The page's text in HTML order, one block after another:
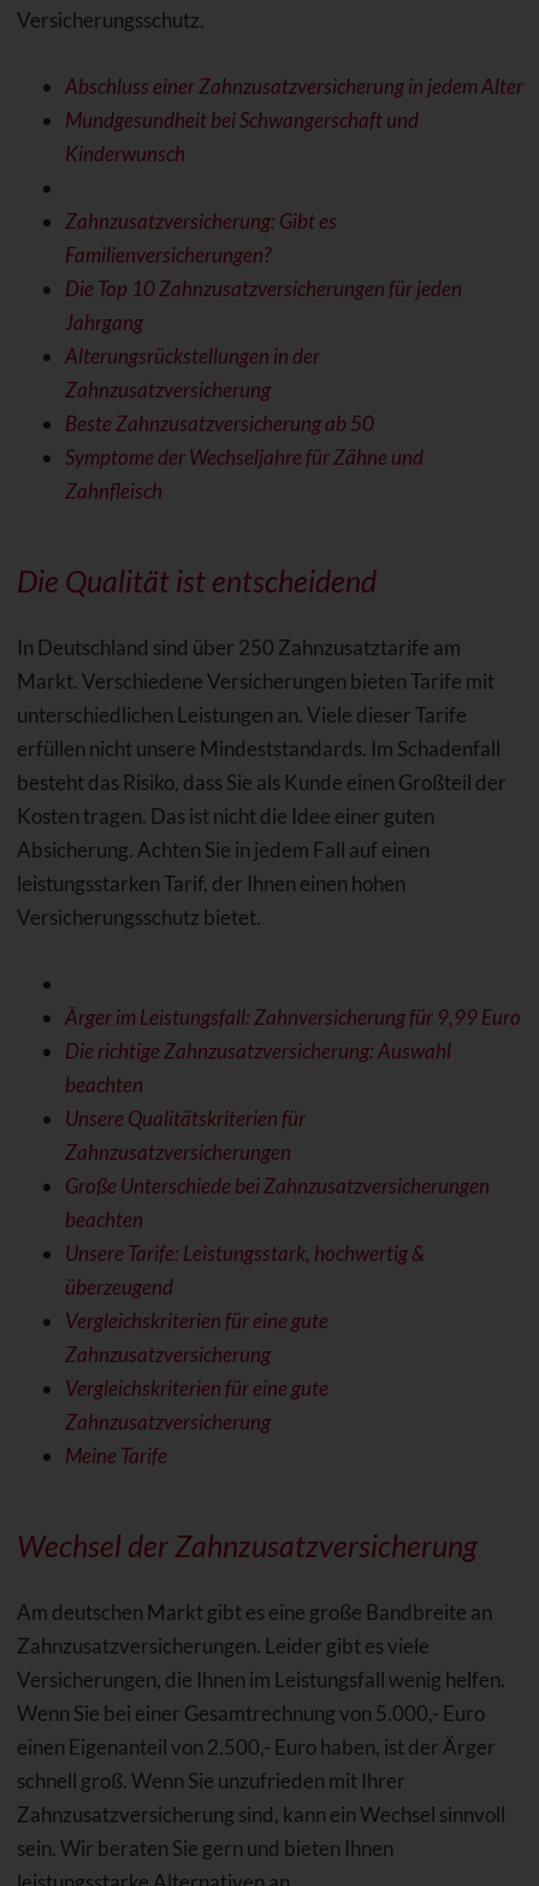
Versicherungsschutz.
Abschluss einer Zahnzusatzversicherung in jedem Alter
Mundgesundheit bei Schwangerschaft und
Kinderwunsch
Zahnzusatzversicherung: Gibt es
Familienversicherungen?
Die Top 10 Zahnzusatzversicherungen für jeden
Jahrgang
Alterungsrückstellungen in der
Zahnzusatzversicherung
Beste Zahnzusatzversicherung ab 50
Symptome der Wechseljahre für Zähne und
Zahnfleisch
Die Qualität ist entscheidend
In Deutschland sind über 250 Zahnzusatztarife am
Markt. Verschiedene Versicherungen bieten Tarife mit
unterschiedlichen Leistungen an. Viele dieser Tarife
erfüllen nicht unsere Mindeststandards. Im Schadenfall
besteht das Risiko, dass Sie als Kunde einen Großteil der
Kosten tragen. Das ist nicht die Idee einer guten
Absicherung. Achten Sie in jedem Fall auf einen
leistungsstarken Tarif, der Ihnen einen hohen
Versicherungsschutz bietet.
Ärger im Leistungsfall: Zahnversicherung für 9,99 Euro
Die richtige Zahnzusatzversicherung: Auswahl
beachten
Unsere Qualitätskriterien für
Zahnzusatzversicherungen
Große Unterschiede bei Zahnzusatzversicherungen
beachten
Unsere Tarife: Leistungsstark, hochwertig &
überzeugend
Vergleichskriterien für eine gute
Zahnzusatzversicherung
Vergleichskriterien für eine gute
Zahnzusatzversicherung
Meine Tarife
Wechsel der Zahnzusatzversicherung
Am deutschen Markt gibt es eine große Bandbreite an
Zahnzusatzversicherungen. Leider gibt es viele
Versicherungen, die Ihnen im Leistungsfall wenig helfen.
Wenn Sie bei einer Gesamtrechnung von 5.000,- Euro
einen Eigenanteil von 2.500,- Euro haben, ist der Ärger
schnell groß. Wenn Sie unzufrieden mit Ihrer
Zahnzusatzversicherung sind, kann ein Wechsel sinnvoll
sein. Wir beraten Sie gern und bieten Ihnen